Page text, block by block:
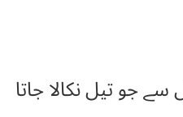
جو تیل نکالا جاتا